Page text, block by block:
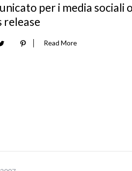
per i media sociali
release
Read More